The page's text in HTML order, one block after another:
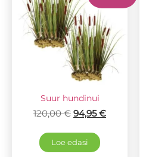
Suur hundinui
120,00€ 94,95€
Loe edasi